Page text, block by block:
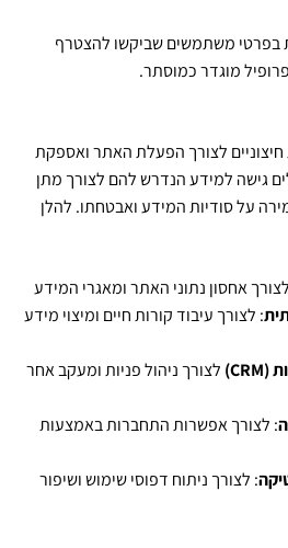
בפרטי משתמשים שביקשו להצטרף
מוגדר כמוסתר.
לצורך הפעלת האתר ואספקת
גישה למידע הנדרש להם לצורך מתן
על סודיות המידע ואבטחתו. להלן
אחסון נתוני האתר ומאגרי המידע
: לצורך עיבוד קורות חיים ומיצוי מידע
(
CRM
) לצורך ניהול פניות ומעקב אחר
: לצורך אפשרות התחברות באמצעות
: לצורך ניתוח דפוסי שימוש ושיפור